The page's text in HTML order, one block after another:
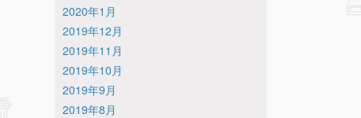
2020年1月
2019年12月
2019年11月
2019年10月
2019年9月
2019年8月